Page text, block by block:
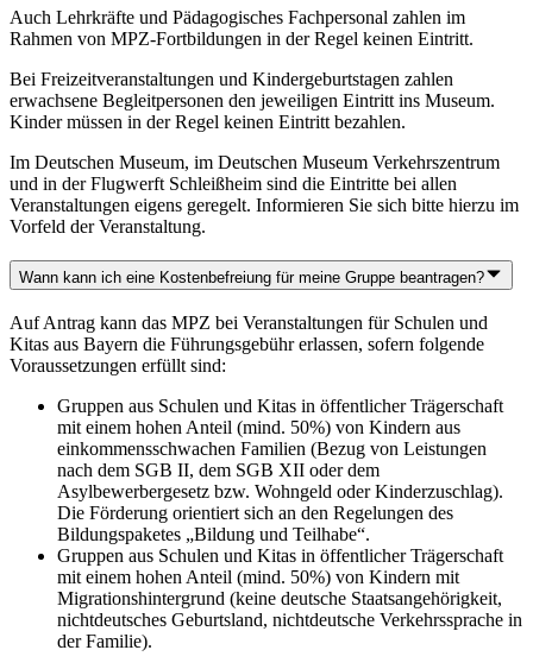
Auch Lehrkräfte und Pädagogisches Fachpersonal zahlen im
Rahmen von MPZ-Fortbildungen in der Regel keinen Eintritt.
Bei Freizeitveranstaltungen und Kindergeburtstagen zahlen
erwachsene Begleitpersonen den jeweiligen Eintritt ins Museum.
Kinder müssen in der Regel keinen Eintritt bezahlen.
Im Deutschen Museum, im Deutschen Museum Verkehrszentrum
und in der Flugwerft Schleißheim sind die Eintritte bei allen
Veranstaltungen eigens geregelt. Informieren Sie sich bitte hierzu im
Vorfeld der Veranstaltung.
Wann kann ich eine Kostenbefreiung für meine Gruppe beantragen?
Auf Antrag kann das MPZ bei Veranstaltungen für Schulen und
Kitas aus Bayern die Führungsgebühr erlassen, sofern folgende
Voraussetzungen erfüllt sind:
Gruppen aus Schulen und Kitas in öffentlicher Trägerschaft
mit einem hohen Anteil (mind. 50%) von Kindern aus
einkommensschwachen Familien (Bezug von Leistungen
nach dem SGB II, dem SGB XII oder dem
Asylbewerbergesetz bzw. Wohngeld oder Kinderzuschlag).
Die Förderung orientiert sich an den Regelungen des
Bildungspaketes „Bildung und Teilhabe“.
Gruppen aus Schulen und Kitas in öffentlicher Trägerschaft
mit einem hohen Anteil (mind. 50%) von Kindern mit
Migrationshintergrund (keine deutsche Staatsangehörigkeit,
nichtdeutsches Geburtsland, nichtdeutsche Verkehrssprache in
der Familie).